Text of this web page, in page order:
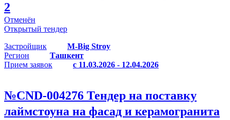
2
Отменён
Открытый тендер
Застройщик
M-Big Stroy
Регион
Ташкент
Прием заявок
с 11.03.2026 - 12.04.2026
№CND-004276 Тендер на поставку
лаймстоуна на фасад и керамогранита